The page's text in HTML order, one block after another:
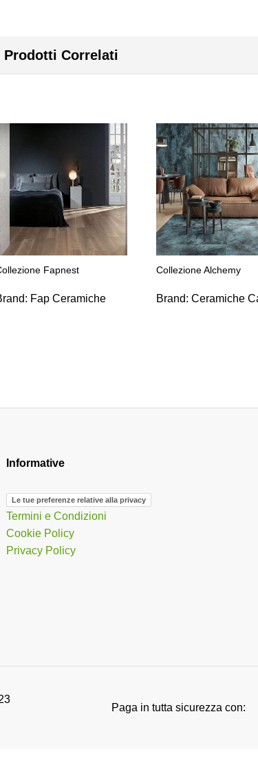
Prodotti Correlati
Fapnest
Fap Ceramiche
Collezione Alchemy
Brand: Ceramiche
Informative
Le tue preferenze relative alla privacy
Termini e Condizioni
Cookie Policy
Privacy Policy
Paga in tutta sicurezza con: